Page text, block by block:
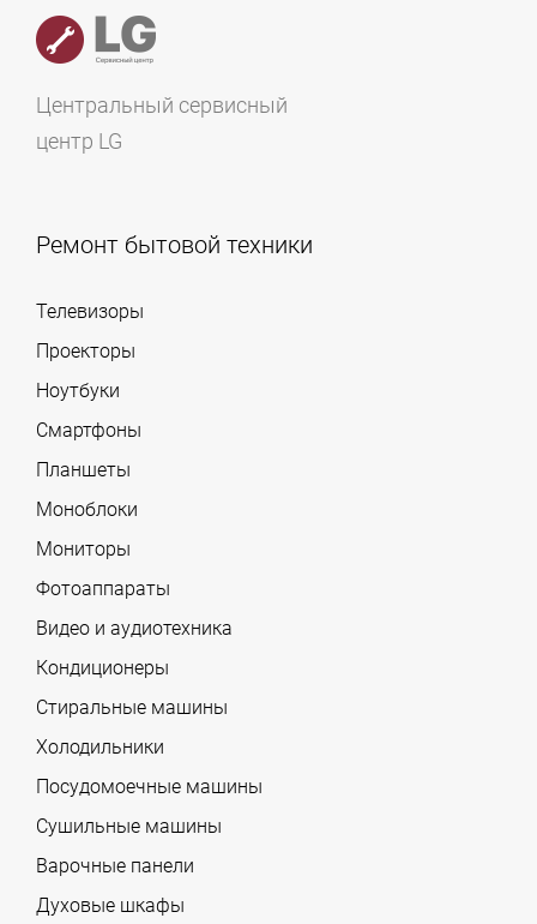
Центральный сервисный
центр LG
Ремонт бытовой техники
Телевизоры
Проекторы
Ноутбуки
Смартфоны
Планшеты
Моноблоки
Мониторы
Фотоаппараты
Видео и аудиотехника
Кондиционеры
Стиральные машины
Холодильники
Посудомоечные машины
Сушильные машины
Варочные панели
Духовые шкафы